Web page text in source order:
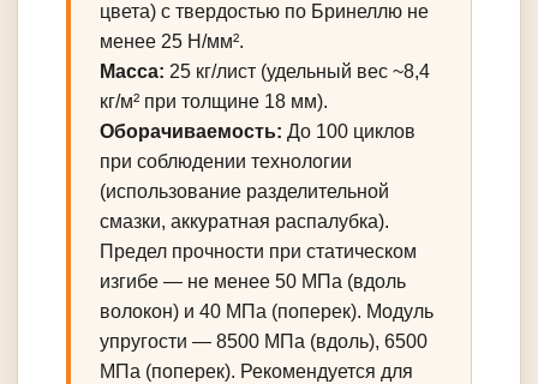
цвета) с твердостью по Бринеллю не
менее 25 Н/мм².
Масса: 25 кг/лист (удельный вес ~8,4
кг/м² при толщине 18 мм).
Оборачиваемость: До 100 циклов
при соблюдении технологии
(использование разделительной
смазки, аккуратная распалубка).
Предел прочности при статическом
изгибе — не менее 50 МПа (вдоль
волокон) и 40 МПа (поперек). Модуль
упругости — 8500 МПа (вдоль), 6500
МПа (поперек). Рекомендуется для